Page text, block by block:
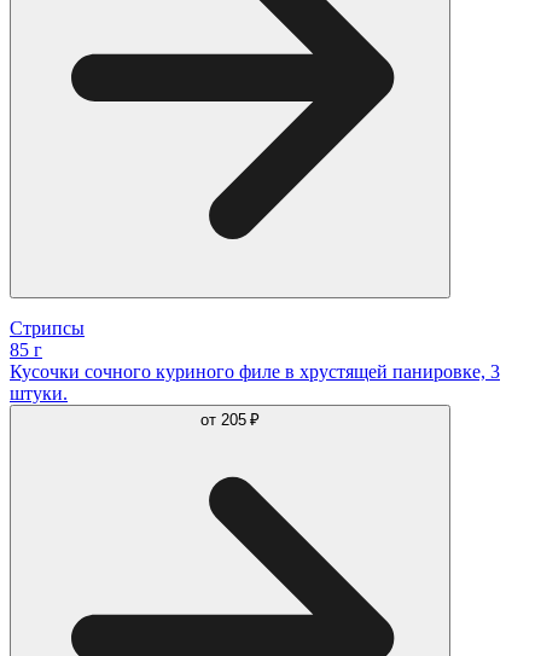
Стрипсы
85 г
Кусочки сочного куриного филе в хрустящей панировке, 3
штуки.
от 205 ₽